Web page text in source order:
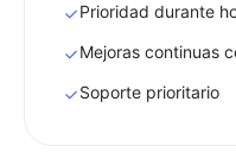
Prioridad durante
Mejoras continuas
Soporte prioritario